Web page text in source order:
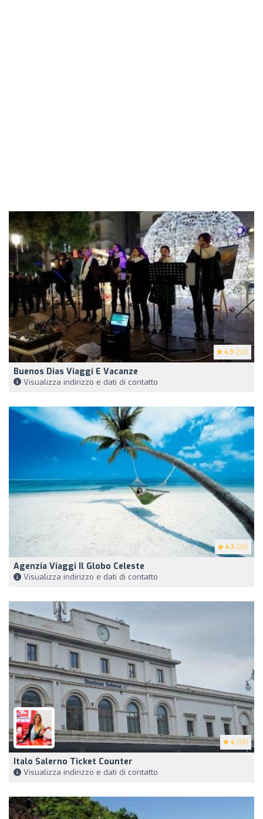
4.9 (50)
Buenos Dias Viaggi E Vacanze
Visualizza indirizzo e dati di contatto
4.3 (20)
Agenzia Viaggi Il Globo Celeste
Visualizza indirizzo e dati di contatto
4 (38)
Italo Salerno Ticket Counter
Visualizza indirizzo e dati di contatto